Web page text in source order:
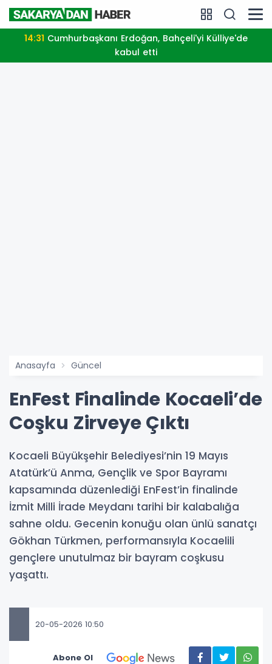
14:31
kabul etti
Anasayfa Güncel
EnFest Finalinde Kocaeli’de
Coşku Zirveye Çıktı
Kocaeli Büyükşehir Belediyesi’nin 19 Mayıs
Atatürk’ü Anma, Gençlik ve Spor Bayramı
kapsamında düzenlediği EnFest’in finalinde
İzmit Milli İrade Meydanı tarihi bir kalabalığa
sahne oldu. Gecenin konuğu olan ünlü sanatçı
Gökhan Türkmen, performansıyla Kocaelili
gençlere unutulmaz bir bayram coşkusu
yaşattı.
20-05-2026 10:50
Abone Ol